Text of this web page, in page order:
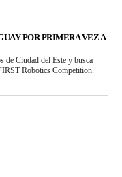
POR PRIMERA VEZ A
de Ciudad del Este y busca
Robotics Competition.